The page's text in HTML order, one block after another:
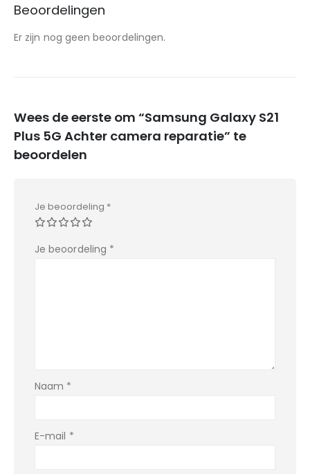
Beoordelingen
Er zijn nog geen beoordelingen.
Wees de eerste om “Samsung Galaxy S21
Plus 5G Achter camera reparatie” te
beoordelen
Je beoordeling *
Je beoordeling *
Naam *
E-mail *